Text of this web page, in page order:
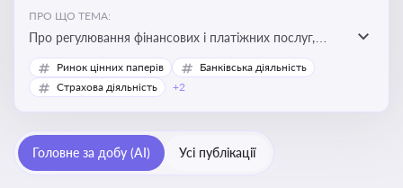
ПРО ЩО ТЕМА:
Про регулювання фінансових і платіжних послуг,
управління коштами, приймання платежів та
дотримання ліцензійних вимог
Ринок цінних паперів
Банківська діяльність
Страхова діяльність
+2
Головне за добу (AI) Усі публікації